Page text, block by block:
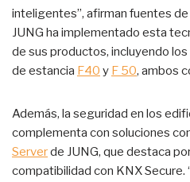
inteligentes”, afirman fuentes
JUNG ha implementado esta
de sus productos, incluyendo
de estancia F40 y F 50, ambos
Además, la seguridad en los
complementa con soluciones
Serverde JUNG, que destaca
compatibilidad con KNX Secure.